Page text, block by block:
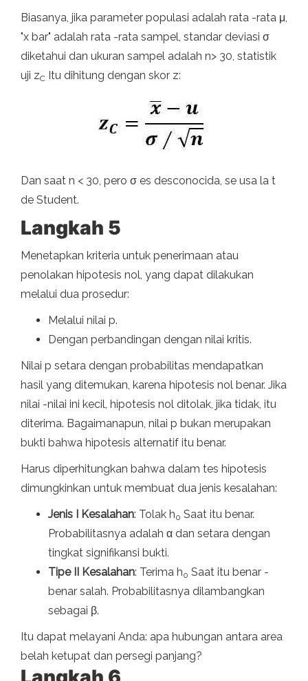
Biasanya, jika parameter populasi adalah rata -rata μ,
"x bar" adalah rata -rata sampel, standar deviasi σ
diketahui dan ukuran sampel adalah n> 30, statistik
uji zC Itu dihitung dengan skor z:
Dan saat n < 30, pero σ es desconocida, se usa la t
de Student.
Langkah 5
Menetapkan kriteria untuk penerimaan atau
penolakan hipotesis nol, yang dapat dilakukan
melalui dua prosedur:
Melalui nilai p.
Dengan perbandingan dengan nilai kritis.
Nilai p setara dengan probabilitas mendapatkan
hasil yang ditemukan, karena hipotesis nol benar. Jika
nilai -nilai ini kecil, hipotesis nol ditolak, jika tidak, itu
diterima. Bagaimanapun, nilai p bukan merupakan
bukti bahwa hipotesis alternatif itu benar.
Harus diperhitungkan bahwa dalam tes hipotesis
dimungkinkan untuk membuat dua jenis kesalahan:
Jenis I Kesalahan: Tolak h0 Saat itu benar.
Probabilitasnya adalah α dan setara dengan
tingkat signifikansi bukti.
Tipe II Kesalahan: Terima h0 Saat itu benar -
benar salah. Probabilitasnya dilambangkan
sebagai β.
Itu dapat melayani Anda: apa hubungan antara area
belah ketupat dan persegi panjang?